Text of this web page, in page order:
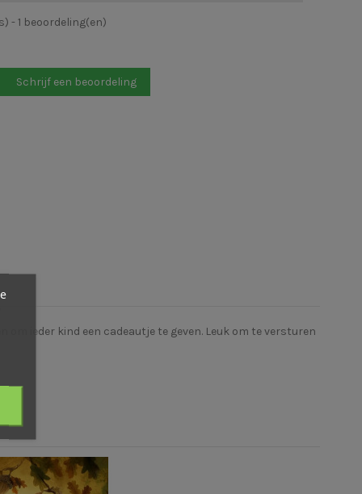
- 1 beoordeling(en)
Schrijf een beoordeling
ieder kind een cadeautje te geven. Leuk om te versturen